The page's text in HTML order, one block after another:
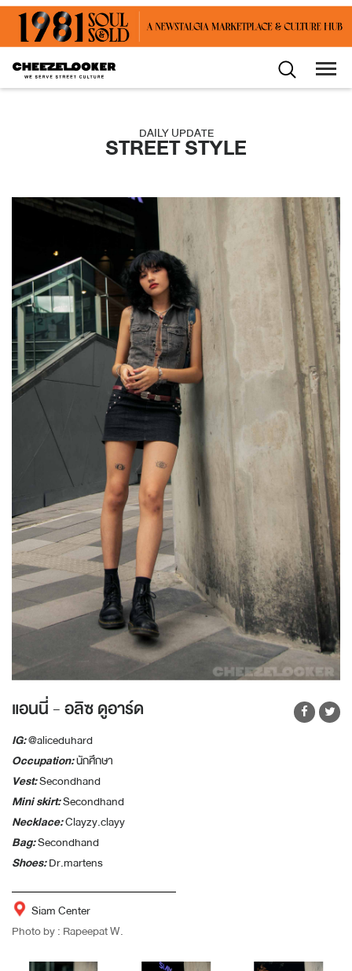
DAILY UPDATE
STREET STYLE
แอนนี่ - อลิซ ดูอาร์ด
IG:@aliceduhard
Occupation:นักศึกษา
Vest:Secondhand
Mini skirt:Secondhand
Necklace:Clayzy.clayy
Bag:Secondhand
Shoes:Dr.martens
Siam Center
Photo by : Rapeepat W.